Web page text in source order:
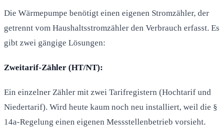
Die Wärmepumpe benötigt einen eigenen Stromzähler, der
getrennt vom Haushaltsstromzähler den Verbrauch erfasst. Es
gibt zwei gängige Lösungen:
Zweitarif-Zähler (HT/NT):
Ein einzelner Zähler mit zwei Tarifregistern (Hochtarif und
Niedertarif). Wird heute kaum noch neu installiert, weil die §
14a-Regelung einen eigenen Messstellenbetrieb vorsieht.